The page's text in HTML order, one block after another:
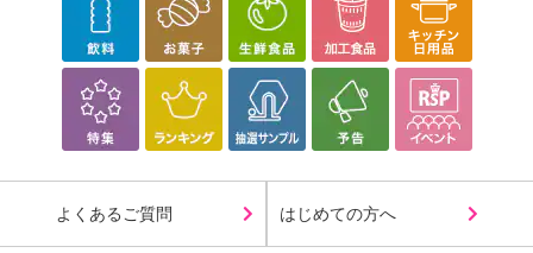
よくあるご質問 はじめての方へ